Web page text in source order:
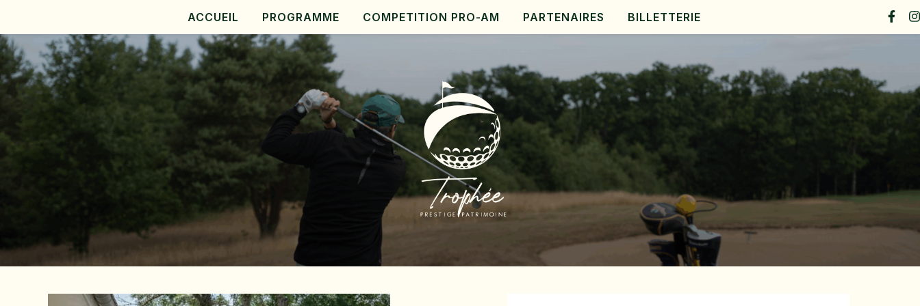
ACCUEIL PROGRAMME COMPETITION PRO-AM PARTENAIRES BILLETTERIE